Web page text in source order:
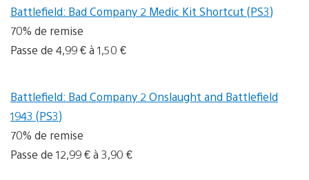
Battlefield: Bad Company 2 Medic Kit Shortcut (PS3)
70% de remise
Passe de 4,99 € à 1,50 €
Battlefield: Bad Company 2 Onslaught and Battlefield
1943 (PS3)
70% de remise
Passe de 12,99 € à 3,90 €